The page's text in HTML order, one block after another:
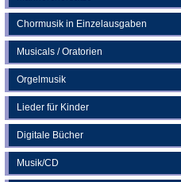
Chormusik in Einzelausgaben
Musicals / Oratorien
Orgelmusik
Lieder für Kinder
Digitale Bücher
Musik/CD